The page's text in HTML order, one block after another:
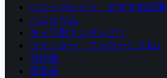
ハニーブレイド おすすめ記事
ハニリウム
キャラ別ランキング！
ツイッター フォローしてね♪
TIPS集
早見表